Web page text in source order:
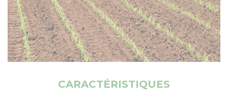
CARACTÉRISTIQUES